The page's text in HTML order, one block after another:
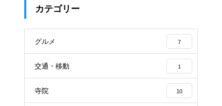
カテゴリー
グルメ 7
交通・移動 1
寺院 10